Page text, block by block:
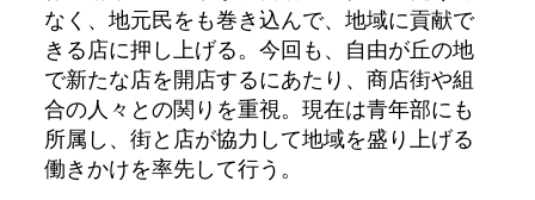
なく、地元民をも巻き込んで、地域に貢献で
きる店に押し上げる。今回も、自由が丘の地
で新たな店を開店するにあたり、商店街や組
合の人々との関りを重視。現在は青年部にも
所属し、街と店が協力して地域を盛り上げる
働きかけを率先して行う。